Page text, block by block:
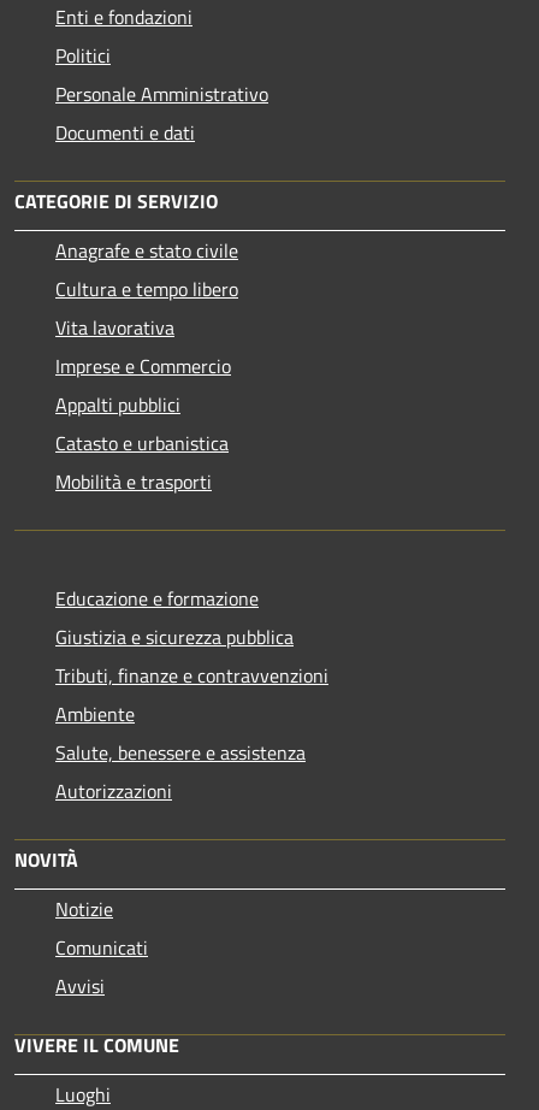
Enti e fondazioni
Politici
Personale Amministrativo
Documenti e dati
CATEGORIE DI SERVIZIO
Anagrafe e stato civile
Cultura e tempo libero
Vita lavorativa
Imprese e Commercio
Appalti pubblici
Catasto e urbanistica
Mobilità e trasporti
Educazione e formazione
Giustizia e sicurezza pubblica
Tributi, finanze e contravvenzioni
Ambiente
Salute, benessere e assistenza
Autorizzazioni
NOVITÀ
Notizie
Comunicati
Avvisi
VIVERE IL COMUNE
Luoghi